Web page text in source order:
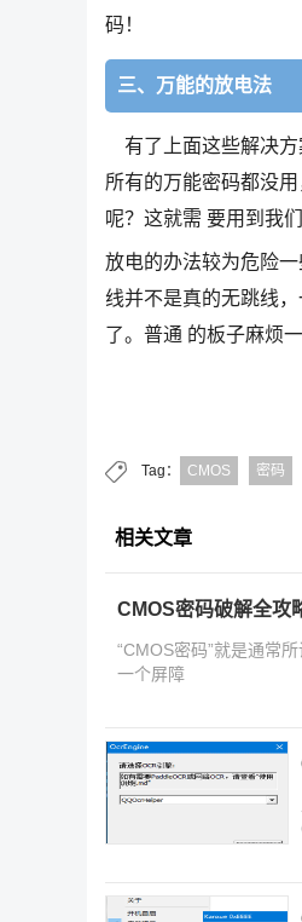
码！
三、万能的放电法
有了上面这些解决方
所有的万能密码都没
呢？这就需 要用到我
放电的办法较为危险
线并不是真的无跳线
了。普通 的板子麻烦
Tag： CMOS 密码
相关文章
CMOS密码破解全攻
“CMOS密码”就是通常
一个屏障